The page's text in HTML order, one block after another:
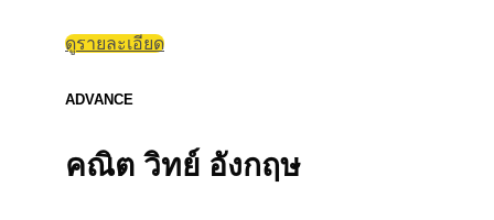
ดูรายละเอียด
ADVANCE
คณิต วิทย์ อังกฤษ